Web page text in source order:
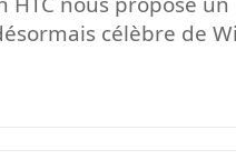
célèbre de